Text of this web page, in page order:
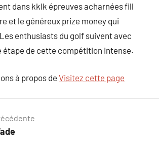
dans kklk épreuves acharnées fill
et le généreux prize money qui
enthusiasts du golf suivent avec
étape de cette compétition intense.
à propos de Visitez cette page